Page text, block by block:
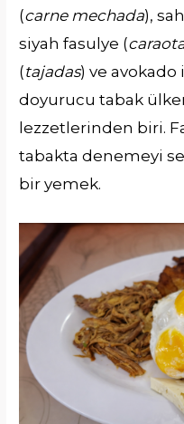
(carne mechada),
siyah fasulye (
(tajadas) ve avokado
doyurucu tabak
lezzetlerinden biri.
tabakta denemeyi
bir yemek.